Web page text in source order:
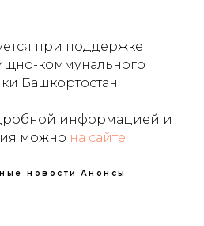
при поддержке
коммунального
Башкортостан.
информацией и
можно на сайте.
новости Анонсы